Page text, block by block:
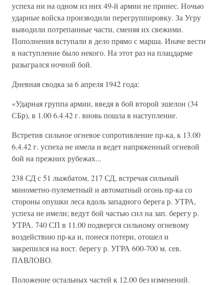
успеха ни на одном из них 49-й армии не принес. Ночью
ударные войска производили перегруппировку. За Угру
выводили потрепанные части, сменяя их свежими.
Пополнения вступали в дело прямо с марша. Иначе вести
в наступление было некого. На этот раз на плацдарме
разыгрался ночной бой.
Дневная сводка за 6 апреля 1942 года:
«Ударная группа армии, введя в бой второй эшелон (34
СБр), в 1.00 6.4.42 г. вновь пошла в наступление.
Встретив сильное огневое сопротивление пр-ка, к 13.00
6.4.42 г. успеха не имела и ведет напряженный огневой
бой на прежних рубежах...
238 СД с 51 лыжбатом, 217 СД, встречая сильный
минометно-пулеметный и автоматный огонь пр-ка со
стороны опушки леса вдоль западного берега р. УТРА,
успеха не имели; ведут бой частью сил на зап. берегу р.
УТРА. 740 СП в 11.00 подвергся сильному огневому
воздействию пр-ка и, понеся потери, отошел и
закрепился на вост. берегу р. УГРА 600-700 м. сев.
ПАВЛОВО.
Положение остальных частей к 12.00 без изменений.